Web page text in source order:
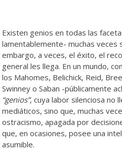
Existen genios en todas las
lamentablemente- muchas veces
embargo, a veces, el éxito, el
general les llega. En un mundo,
los Mahomes, Belichick, Reid,
Swinney o Saban -públicamente
“genios”, cuya labor silenciosa no
mediáticos, sino que, muchas
ostracismo, apagada por
que, en ocasiones, posee una
asumible.